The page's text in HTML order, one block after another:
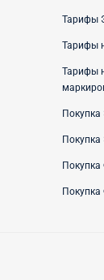
Тарифы
Тарифы
Тарифы